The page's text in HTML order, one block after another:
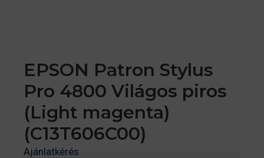
EPSON Patron Stylus
Pro 4800 Világos piros
(Light magenta)
(C13T606C00)
Ajánlatkérés